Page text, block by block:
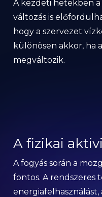
A kezdeti hetekben
változás is
hogy a szervezet
különösen akkor, ha
megváltozik.
A fizikai
A fogyás során a
fontos. A rendszeres